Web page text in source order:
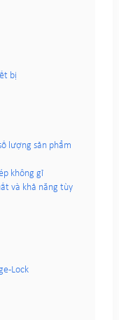
bị
lượng sản phẩm
không gỉ
và khả năng tùy
Lock